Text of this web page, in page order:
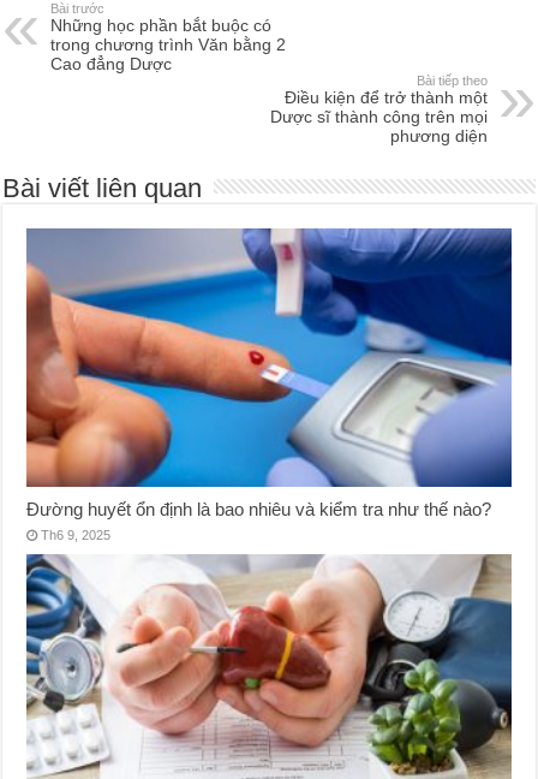
Bài trước
Những học phần bắt buộc có
trong chương trình Văn bằng 2
Cao đẳng Dược
Bài tiếp theo
Điều kiện để trở thành một
Dược sĩ thành công trên mọi
phương diện
Bài viết liên quan
Đường huyết ổn định là bao nhiêu và kiểm tra như thế nào?
Th6 9, 2025